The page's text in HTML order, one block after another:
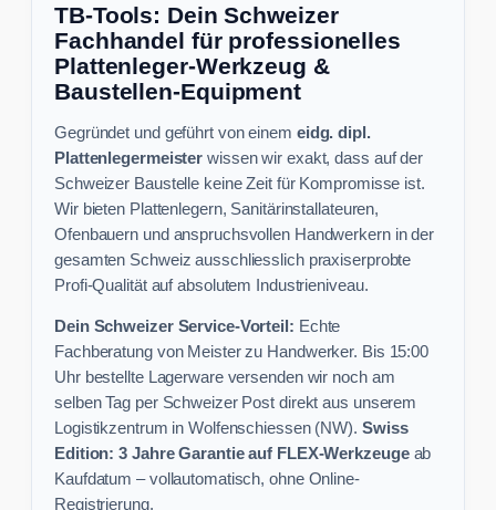
TB-Tools: Dein Schweizer
Fachhandel für professionelles
Plattenleger-Werkzeug &
Baustellen-Equipment
Gegründet und geführt von einem eidg. dipl.
Plattenlegermeister wissen wir exakt, dass auf der
Schweizer Baustelle keine Zeit für Kompromisse ist.
Wir bieten Plattenlegern, Sanitärinstallateuren,
Ofenbauern und anspruchsvollen Handwerkern in der
gesamten Schweiz ausschliesslich praxiserprobte
Profi-Qualität auf absolutem Industrieniveau.
Dein Schweizer Service-Vorteil: Echte
Fachberatung von Meister zu Handwerker. Bis 15:00
Uhr bestellte Lagerware versenden wir noch am
selben Tag per Schweizer Post direkt aus unserem
Logistikzentrum in Wolfenschiessen (NW). Swiss
Edition: 3 Jahre Garantie auf FLEX-Werkzeugeab
Kaufdatum – vollautomatisch, ohne Online-
Registrierung.